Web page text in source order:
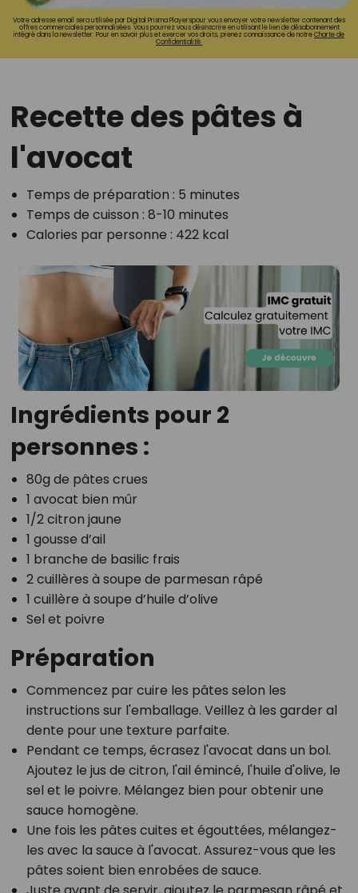
Votre adresse email sera utilisée par Digital Prisma Playerspour vous envoyer votre newsletter contenant des
offres commerciales personnalisées. Vous pourrez vous désinscrire en utilisant le lien de désabonnement
intégré dans la newsletter. Pour en savoir plus et exercer vos droits, prenez connaissance de notreCharte de
Confidentialité.
Recette des pâtes à
l'avocat
Temps de préparation : 5 minutes
Temps de cuisson : 8-10 minutes
Calories par personne : 422 kcal
Ingrédients pour 2
personnes :
80g de pâtes crues
1 avocat bien mûr
1/2 citron jaune
1 gousse d’ail
1 branche de basilic frais
2 cuillères à soupe de parmesan râpé
1 cuillère à soupe d’huile d’olive
Sel et poivre
Préparation
Commencez par cuire les pâtes selon les
instructions sur l'emballage. Veillez à les garder al
dente pour une texture parfaite.
Pendant ce temps, écrasez l'avocat dans un bol.
Ajoutez le jus de citron, l'ail émincé, l'huile d'olive, le
sel et le poivre. Mélangez bien pour obtenir une
sauce homogène.
Une fois les pâtes cuites et égouttées, mélangez-
les avec la sauce à l'avocat. Assurez-vous que les
pâtes soient bien enrobées de sauce.